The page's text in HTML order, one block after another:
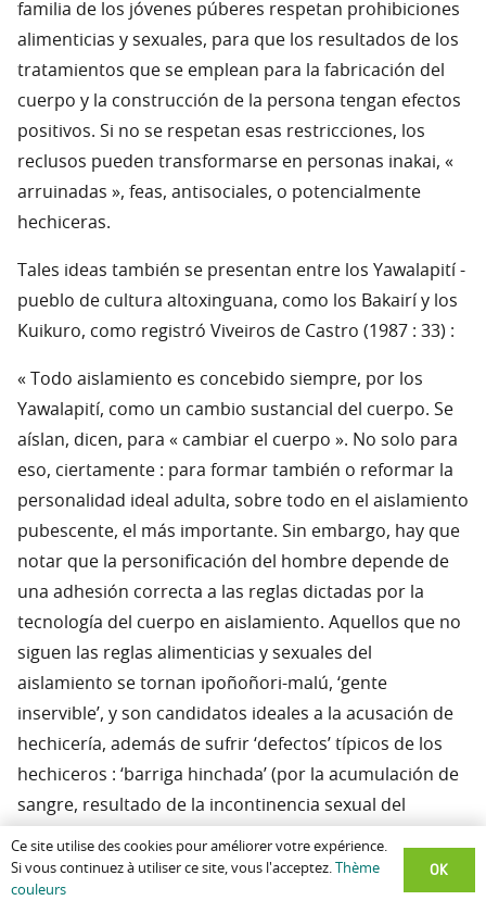
familia de los jóvenes púberes respetan prohibiciones
alimenticias y sexuales, para que los resultados de los
tratamientos que se emplean para la fabricación del
cuerpo y la construcción de la persona tengan efectos
positivos. Si no se respetan esas restricciones, los
reclusos pueden transformarse en personas inakai, «
arruinadas », feas, antisociales, o potencialmente
hechiceras.
Tales ideas también se presentan entre los Yawalapití -
pueblo de cultura altoxinguana, como los Bakairí y los
Kuikuro, como registró Viveiros de Castro (1987 : 33) :
« Todo aislamiento es concebido siempre, por los
Yawalapití, como un cambio sustancial del cuerpo. Se
aíslan, dicen, para « cambiar el cuerpo ». No solo para
eso, ciertamente : para formar también o reformar la
personalidad ideal adulta, sobre todo en el aislamiento
pubescente, el más importante. Sin embargo, hay que
notar que la personificación del hombre depende de
una adhesión correcta a las reglas dictadas por la
tecnología del cuerpo en aislamiento. Aquellos que no
siguen las reglas alimenticias y sexuales del
aislamiento se tornan ipoñoñori-malú, ‘gente
inservible’, y son candidatos ideales a la acusación de
hechicería, además de sufrir ‘defectos’ típicos de los
hechiceros : ‘barriga hinchada’ (por la acumulación de
sangre, resultado de la incontinencia sexual del
avaricia reflejan, de esa manera, aislamientos
defectuosos ; no es por casualidad el que los jefes
Ce site utilise des cookies pour améliorer votre expérience.
Si vous continuez à utiliser ce site, vous l'acceptez.
Thème
couleurs
OK